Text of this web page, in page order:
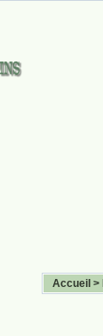
Accueil >